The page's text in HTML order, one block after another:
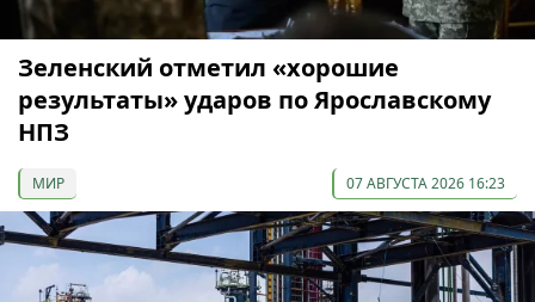
Зеленский отметил «хорошие
результаты» ударов по Ярославскому
НПЗ
МИР 07 АВГУСТА 2026 16:23